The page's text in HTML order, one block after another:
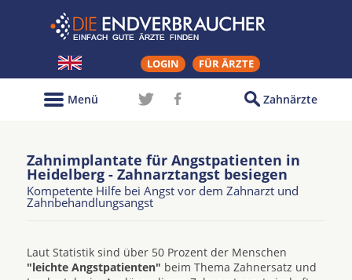
LOGIN FÜR ÄRZTE
Zahnärzte
Menü
Zahnimplantate für Angstpatienten in
Heidelberg - Zahnarztangst besiegen
Kompetente Hilfe bei Angst vor dem Zahnarzt und
Zahnbehandlungsangst
Laut Statistik sind über 50 Prozent der Menschen
"leichte Angstpatienten" beim Thema Zahnersatz und